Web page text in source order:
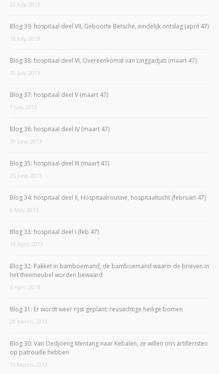
23 July, 2013
Blog 39: hospitaal deel VII, Geboorte Betsche, eindelijk ontslag (april 47)
18 July, 2013
Blog 38: hospitaal deel VI, Overeenkomst van Linggadjati (maart 47)
10 July, 2013
Blog 37: hospitaal deel V (maart 47)
1 July, 2013
Blog 36: hospitaal deel IV (maart 47)
30 June, 2013
Blog 35: hospitaal deel III (maart 47)
25 June, 2013
Blog 34: hospitaal deel II, Hospitaalroutine, hospitaaltucht (februari 47)
9 May, 2013
Blog 33: hospitaal deel I (feb 47)
19 April, 2013
Blog 32: Pakket in bamboemand, de bamboemand waarin de brieven in
het theemeubel worden bewaard
3 April, 2013
Blog 31: Er wordt weer rijst geplant; reusachtige heilige bomen
28 March, 2013
Blog 30: Van Oedjoeng Mentang naar Kebalen, ze willen ons artilleristen
op patrouille hebben
19 March, 2013